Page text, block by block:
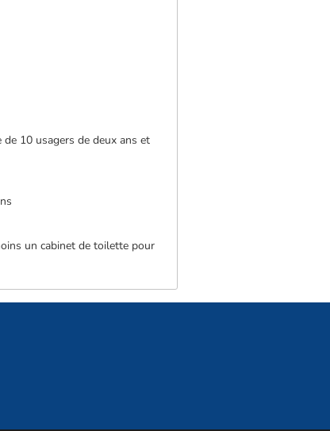
10 usagers de deux ans et
un cabinet de toilette pour